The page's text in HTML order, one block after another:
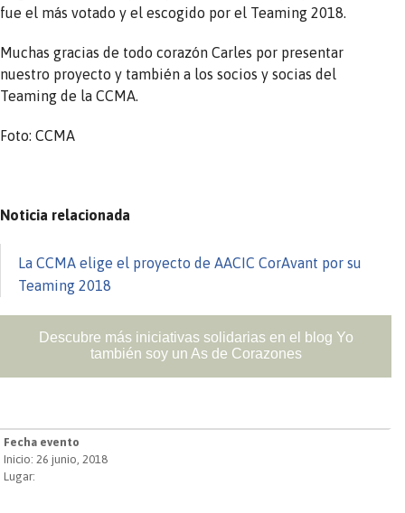
fue el más votado y el escogido por el Teaming 2018.
Muchas gracias de todo corazón Carles por presentar
nuestro proyecto y también a los socios y socias del
Teaming de la CCMA.
Foto: CCMA
Noticia relacionada
La CCMA elige el proyecto de AACIC CorAvant por su
Teaming 2018
Descubre más iniciativas solidarias en el blog Yo
también soy un As de Corazones
Fecha evento
Inicio: 26 junio, 2018
Lugar: